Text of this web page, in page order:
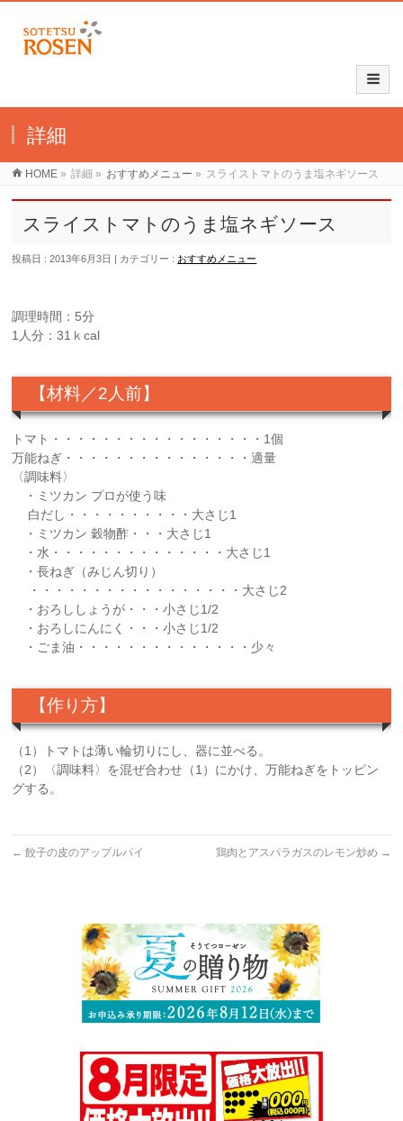
詳細
HOME » 詳細 » おすすめメニュー » スライストマトのうま塩ネギソース
スライストマトのうま塩ネギソース
投稿日 : 2013年6月3日 カテゴリー : おすすめメニュー
調理時間：5分
1人分：31ｋcal
【材料／2人前】
トマト・・・・・・・・・・・・・・・・・1個
万能ねぎ・・・・・・・・・・・・・・・適量
〈調味料〉
・ミツカン プロが使う味
白だし・・・・・・・・・・大さじ1
・ミツカン 穀物酢・・・大さじ1
・水・・・・・・・・・・・・・・大さじ1
・長ねぎ（みじん切り）
・・・・・・・・・・・・・・・・・大さじ2
・おろししょうが・・・小さじ1/2
・おろしにんにく・・・小さじ1/2
・ごま油・・・・・・・・・・・・・・少々
【作り方】
（1）トマトは薄い輪切りにし、器に並べる。
（2）〈調味料〉を混ぜ合わせ（1）にかけ、万能ねぎをトッピン
グする。
← 餃子の皮のアップルパイ 鶏肉とアスパラガスのレモン炒め →